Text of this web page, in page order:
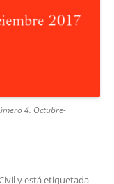
4. Octubre-
y está etiquetada